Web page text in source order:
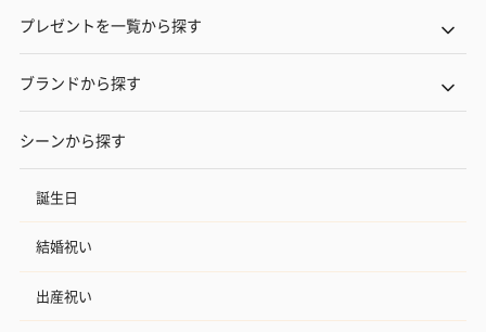
プレゼントを一覧から探す
ブランドから探す
シーンから探す
誕生日
結婚祝い
出産祝い